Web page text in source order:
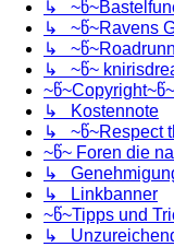
↳
↳ ~წ~Ravens
↳
↳ ~წ~
~წ~Copyright~წ~
↳ Kostennote
↳ ~წ~Respect
~წ~ Foren die
↳
↳ Linkbanner
~წ~Tipps und
↳